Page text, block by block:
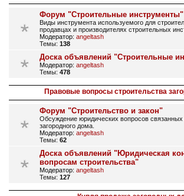
Форум "Строительные инструменты"
Виды инструмента используемого для
продавцах и производителях строительных
Модератор: angeltash
Темы: 138
Доска объявлений "Строительные
Модератор: angeltash
Темы: 478
Правовые вопросы строительства
Форум "Строительство и закон"
Обсуждение юридических вопросов связанных
загородного дома.
Модератор: angeltash
Темы: 62
Доска объявлений "Юридическая
вопросам строительства"
Модератор: angeltash
Темы: 127